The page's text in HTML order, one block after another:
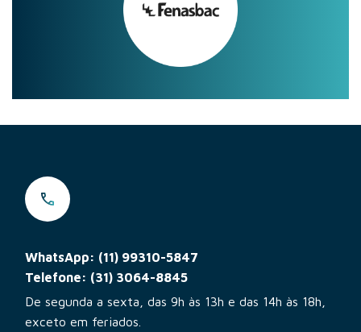
WhatsApp: (11) 99310-5847
Telefone: (31) 3064-8845
De segunda a sexta, das 9h às 13h e das 14h às 18h,
exceto em feriados.